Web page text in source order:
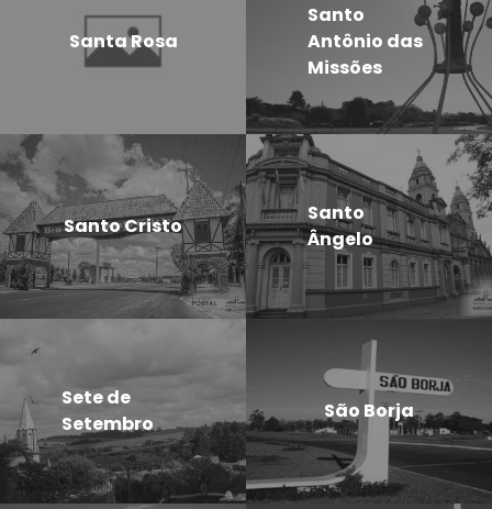
Santa Rosa
Santo
Antônio das
Missões
Santo Cristo
Santo
Ângelo
Sete de
Setembro
São Borja